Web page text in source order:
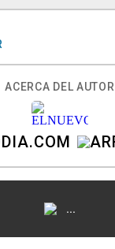
ACERCA DEL AUTOR
...